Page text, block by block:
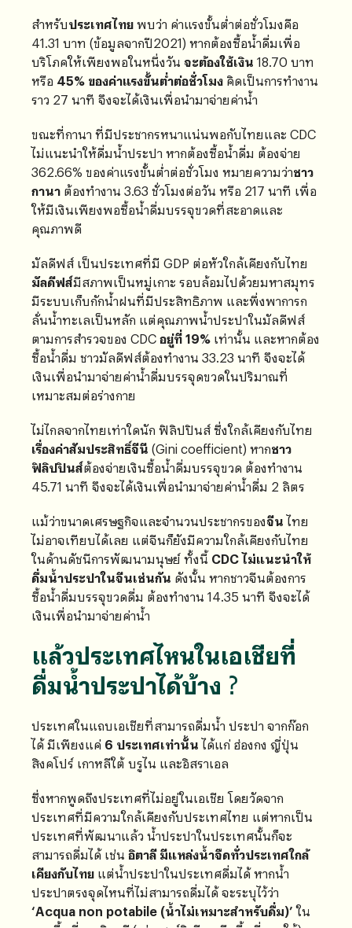
สำหรับประเทศไทยพบว่า ค่าแรงขั้นต่ำต่อชั่วโมงคือ
41.31 บาท (ข้อมูลจากปี2021) หากต้องซื้อน้ำดื่มเพื่อ
บริโภคให้เพียงพอในหนึ่งวัน จะต้องใช้เงิน 18.70 บาท
หรือ 45% ของค่าแรงขั้นต่ำต่อชั่วโมง คิดเป็นการทำงาน
ราว 27 นาที จึงจะได้เงินเพื่อนำมาจ่ายค่าน้ำ
ขณะที่กานา ที่มีประชากรหนาแน่นพอกับไทยและ CDC
ไม่แนะนำให้ดื่มน้ำประปา หากต้องซื้อน้ำดื่ม ต้องจ่าย
362.66% ของค่าแรงขั้นต่ำต่อชั่วโมง หมายความว่าชาว
กานา ต้องทำงาน 3.63 ชั่วโมงต่อวัน หรือ 217 นาที เพื่อ
ให้มีเงินเพียงพอซื้อน้ำดื่มบรรจุขวดที่สะอาดและ
คุณภาพดี
มัลดีฟส์ เป็นประเทศที่มี GDP ต่อหัวใกล้เคียงกับไทย
มัลดีฟส์มีสภาพเป็นหมู่เกาะ รอบล้อมไปด้วยมหาสมุทร
มีระบบเก็บกักน้ำฝนที่มีประสิทธิภาพ และพึ่งพาการก
ลั่นน้ำทะเลเป็นหลัก แต่คุณภาพน้ำประปาในมัลดีฟส์
ตามการสำรวจของ CDCอยู่ที่ 19% เท่านั้น และหากต้อง
ซื้อน้ำดื่ม ชาวมัลดีฟส์ต้องทำงาน 33.23 นาที จึงจะได้
เงินเพื่อนำมาจ่ายค่าน้ำดื่มบรรจุดขวดในปริมาณที่
เหมาะสมต่อร่างกาย
ไม่ไกลจากไทยเท่าใดนัก ฟิลิปปินส์ ซึ่งใกล้เคียงกับไทย
เรื่องค่าสัมประสิทธิ์จีนี (Gini coefficient) หากชาว
ฟิลิปปินส์ต้องจ่ายเงินซื้อน้ำดื่มบรรจุขวด ต้องทำงาน
45.71 นาที จึงจะได้เงินเพื่อนำมาจ่ายค่าน้ำดื่ม 2 ลิตร
แม้ว่าขนาดเศรษฐกิจและจำนวนประชากรของจีนไทย
ไม่อาจเทียบได้เลย แต่จีนก็ยังมีความใกล้เคียงกับไทย
ในด้านดัชนีการพัฒนามนุษย์ ทั้งนี้ CDC ไม่แนะนำให้
ดื่มน้ำประปาในจีนเช่นกัน ดังนั้น หากชาวจีนต้องการ
ซื้อน้ำดื่มบรรจุขวดดื่ม ต้องทำงาน 14.35 นาที จึงจะได้
เงินเพื่อนำมาจ่ายค่าน้ำ
แล้วประเทศไหนในเอเชียที่
ดื่มน้ำประปาได้บ้าง ?
ประเทศในแถบเอเชียที่สามารถดื่มน้ำ ประปา จากก๊อก
ได้ มีเพียงแค่ 6 ประเทศเท่านั้นได้แก่ ฮ่องกง ญี่ปุ่น
สิงคโปร์ เกาหลีใต้ บรูไน และอิสราเอล
ซึ่งหากพูดถึงประเทศที่ไม่อยู่ในเอเชีย โดยวัดจาก
ประเทศที่มีความใกล้เคียงกับประเทศไทย แต่หากเป็น
ประเทศที่พัฒนาแล้ว น้ำประปาในประเทศนั้นก็จะ
สามารถดื่มได้ เช่น อิตาลี มีแหล่งน้ำจืดทั่วประเทศใกล้
เคียงกับไทย แต่น้ำประปาในประเทศดื่มได้ หากน้ำ
ประปาตรงจุดไหนที่ไม่สามารถดื่มได้ จะระบุไว้ว่า
‘Acqua non potabile (น้ำไม่เหมาะสำหรับดื่ม)’ใน